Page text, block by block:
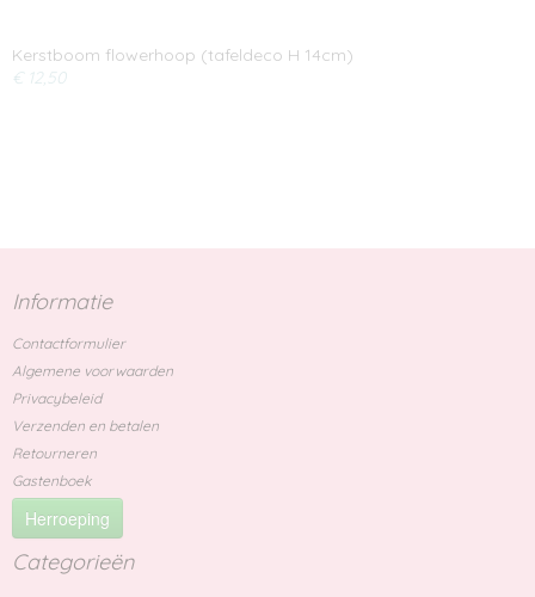
Kerstboom flowerhoop (tafeldeco H 14cm)
€ 12,50
Informatie
Contactformulier
Algemene voorwaarden
Privacybeleid
Verzenden en betalen
Retourneren
Gastenboek
Herroeping
Categorieën